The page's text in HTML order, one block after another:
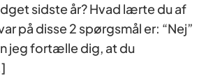
sidste år? Hvad lærte du af
på disse 2 spørgsmål er: “Nej”
jeg fortælle dig, at du